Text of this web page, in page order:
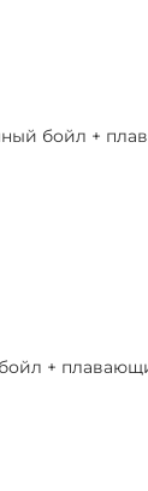
бойл +
+